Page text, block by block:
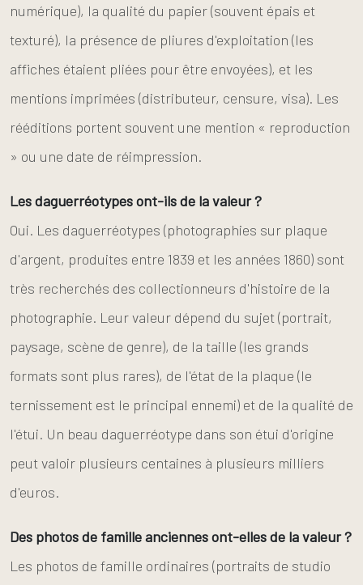
numérique), la qualité du papier (souvent épais et
texturé), la présence de pliures d'exploitation (les
affiches étaient pliées pour être envoyées), et les
mentions imprimées (distributeur, censure, visa). Les
rééditions portent souvent une mention « reproduction
» ou une date de réimpression.
Les daguerréotypes ont-ils de la valeur ?
Oui. Les daguerréotypes (photographies sur plaque
d'argent, produites entre 1839 et les années 1860) sont
très recherchés des collectionneurs d'histoire de la
photographie. Leur valeur dépend du sujet (portrait,
paysage, scène de genre), de la taille (les grands
formats sont plus rares), de l'état de la plaque (le
ternissement est le principal ennemi) et de la qualité de
l'étui. Un beau daguerréotype dans son étui d'origine
peut valoir plusieurs centaines à plusieurs milliers
d'euros.
Des photos de famille anciennes ont-elles de la valeur ?
Les photos de famille ordinaires (portraits de studio